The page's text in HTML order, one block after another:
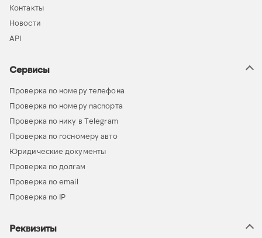
Контакты
Новости
API
Сервисы
Проверка по номеру телефона
Проверка по номеру паспорта
Проверка по нику в Telegram
Проверка по госномеру авто
Юридические документы
Проверка по долгам
Проверка по email
Проверка по IP
Реквизиты